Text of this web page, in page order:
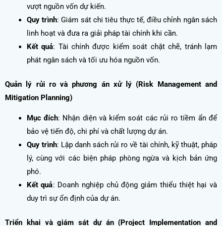
vượt nguồn vốn dự kiến.
Quy trình: Giám sát chi tiêu thực tế, điều chỉnh ngân sách
linh hoạt và đưa ra giải pháp tài chính khi cần.
Kết quả: Tài chính được kiểm soát chặt chẽ, tránh lạm
phát ngân sách và tối ưu hóa nguồn vốn.
Quản lý rủi ro và phương án xử lý (Risk Management and
Mitigation Planning)
Mục đích: Nhận diện và kiểm soát các rủi ro tiềm ẩn để
bảo vệ tiến độ, chi phí và chất lượng dự án.
Quy trình: Lập danh sách rủi ro về tài chính, kỹ thuật, pháp
lý, cùng với các biện pháp phòng ngừa và kịch bản ứng
phó.
Kết quả: Doanh nghiệp chủ động giảm thiểu thiệt hại và
duy trì sự ổn định của dự án.
Triển khai và giám sát dự án (Project Implementation and